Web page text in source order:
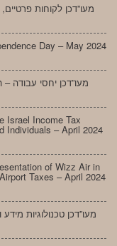
מעו”דכן לקוחות
Day – May 2024
מעו”דכן יחסי עבודה
Israel Income Tax
Individuals – April 2024
of Wizz Air in
Taxes – April 2024
מעו”דכן טכנולוגיות